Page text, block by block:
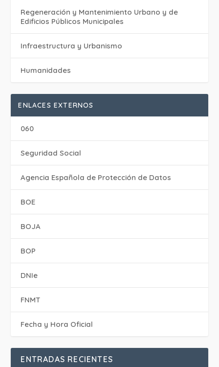
Regeneración y Mantenimiento Urbano y de
Edificios Públicos Municipales
Infraestructura y Urbanismo
Humanidades
ENLACES EXTERNOS
060
Seguridad Social
Agencia Española de Protección de Datos
BOE
BOJA
BOP
DNIe
FNMT
Fecha y Hora Oficial
ENTRADAS RECIENTES